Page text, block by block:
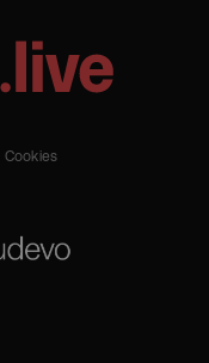
Cookies